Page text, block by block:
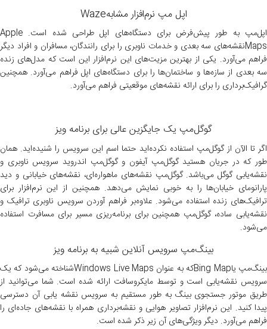
اپل مپ نرم‌افزار مشابهWaze
اپل‌مپ به طور پیش‌فرض برای دستگاه‌های اپل طراحی شده است. Apple
Mapsنقشه‌های سه بعدی و خدمات ناوبری را برای رانندگان، مسافران و افراد دیگر
فراهم می‌آورد. یکی از بهترین مزیت‌های این نرم‌افزار این است که مدل‌های زنده
سه بعدی از سازه‌ها و ساختمان‌ها را برای دستگاه‌های اپل فراهم می‌آورد. همچنین
گرافیک‌برداری را برای ارائه نقشه‌های موقعیتی فراهم می‌آورد.
گوگل‌مپ یک جایگزین عالی برای برنامه ویز
اگر تا الآن از گوگل‌مپ استفاده نکرده‌اید حتما اسم این سرویس را شنیده‌اید. همان
طور که در جریان هستید گوگل‌مپ آیفون و گوگل‌مپ اندروید سرویس ناوبری و
نقشه‌یابی گوگل می‌باشد. گوگل‌مپ نقشه‌های ماهواره‌ای، نقشه‌های خیابانی و دید
پارانومای خیابان‌ها را به خوبی نمایش می‌دهد. همچنین از این نرم‌افزار برای
ترافیک‌های زنده استفاده می‌شود. علاوه‌بر فراهم آوردن سرویس ناوبری ترافیک و
نقشه‌یابی ساده، گوگل‌مپ همچنین برای برنامه‌ریزی مسیر برای مسافرت استفاده
می‌شود.
بینگ‌مپ سرویس آنلاین شبیه به برنامه ویز
بینگ‌مپ یاBing Mapکه به عنوان Windows Live Mapsشناخته می‌شود که یک
سرویس نقشه‌یابی است و توسط مایکروسافت ارائه شده است. شما می‌توانید از
طریق موتور جستجوی بینگ به طور مستقیم به سرویس نقشه یابی آن دسترسی
پیدا کنید. این نرم‌افزار تصاویر هوایی و نقشه‌برداری همراه با نقشه‌های جاده‌ای را
فراهم می‌آورد. دیگر ویژگی‌های آن زیر ذکر شده است.